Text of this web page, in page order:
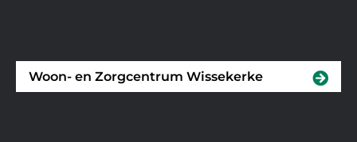
Woon- en Zorgcentrum Wissekerke